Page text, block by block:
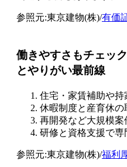
参照元:東京建物(株)/有価
働きやすさもチェッ
とやりがい最前線
住宅・家賃補助や持
休暇制度と産育休の
再開発など大規模
研修と資格支援で専
参照元:東京建物(株)/福利